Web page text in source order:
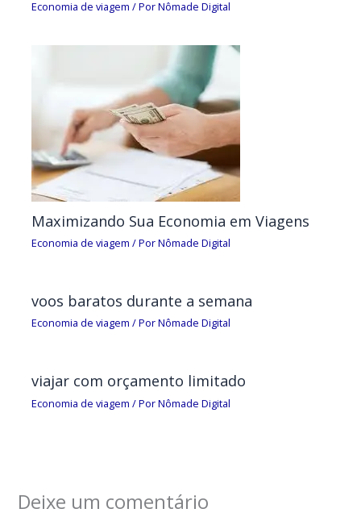
Economia de viagem / PorNômade Digital
Maximizando Sua Economia em Viagens
Economia de viagem / PorNômade Digital
voos baratos durante a semana
Economia de viagem / PorNômade Digital
viajar com orçamento limitado
Economia de viagem / PorNômade Digital
Deixe um comentário